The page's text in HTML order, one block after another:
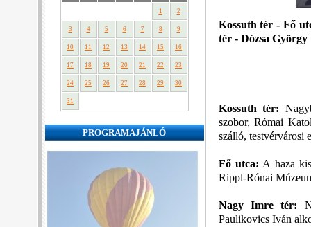
1 2
3 4 5 6 7 8 9
10 11 12 13 14 15 16
17 18 19 20 21 22 23
24 25 26 27 28 29 30
31
PROGRAMAJÁNLÓ
Kossuth tér - Fő
tér - Dózsa György
Kossuth tér:
szobor, Római
szálló, testvérvárosi
Fő utca: A haza
Rippl-Rónai
Nagy Imre tér:
Paulikovics Iván